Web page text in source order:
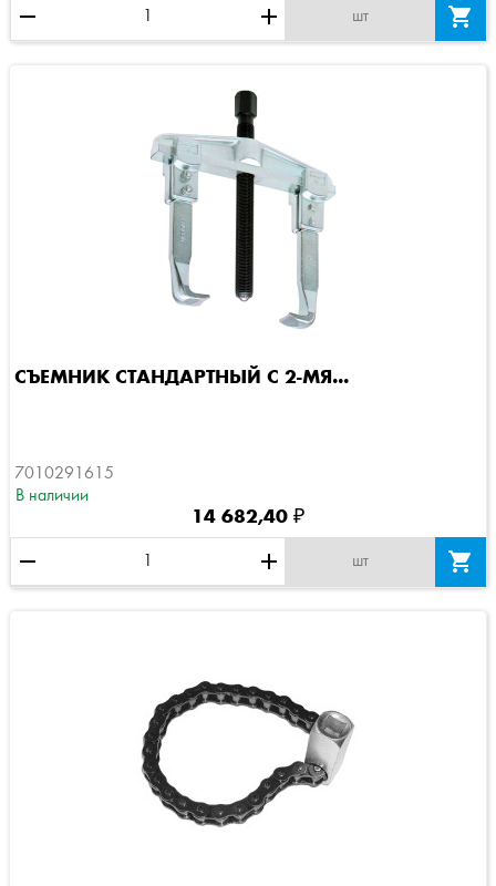
remove add шт 
СЪЕМНИК СТАНДАРТНЫЙ С 2-МЯ...
7010291615
В наличии
14 682,40 ₽
remove add шт 